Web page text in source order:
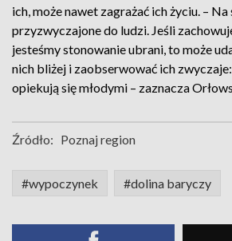
ich, może nawet zagrażać ich życiu. –
przyzwyczajone do ludzi. Jeśli
jesteśmy stonowanie ubrani, to może
nich bliżej i zaobserwować ich
opiekują się młodymi – zaznacza
Źródło: Poznaj region
#wypoczynek #dolina baryczy